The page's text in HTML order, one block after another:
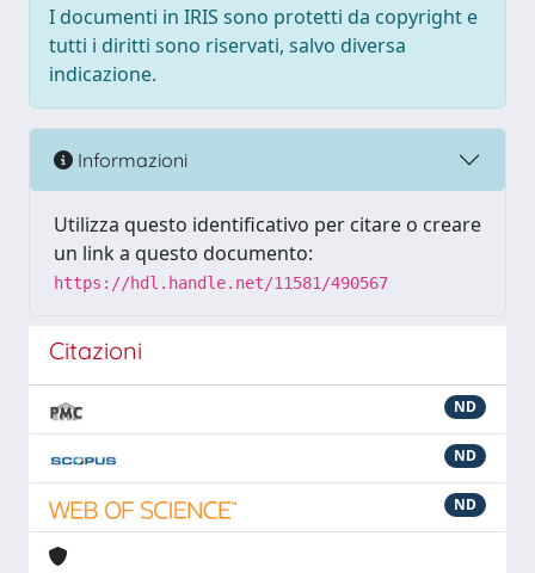
I documenti in IRIS sono protetti da copyright e
tutti i diritti sono riservati, salvo diversa
indicazione.
Informazioni
Utilizza questo identificativo per citare o creare
un link a questo documento:
https://hdl.handle.net/11581/490567
Citazioni
ND
ND
ND